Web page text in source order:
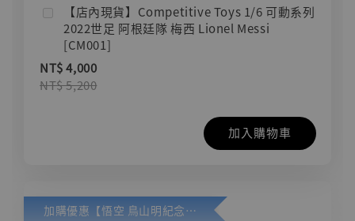
【店內現貨】Competitive Toys 1/6 可動系列
2022世足 阿根廷隊 梅西 Lionel Messi
[CM001]
NT$ 4,000
NT$ 5,200
加入購物車
加購優惠【悟空 鳥山明紀念款 [奇蹟工作室]】